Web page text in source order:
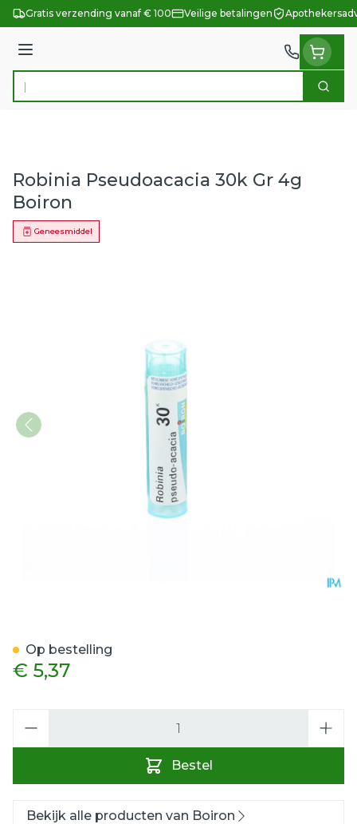
Ga naar de inhoud
Gratis verzending vanaf € 100 Veilige betalingen
Menu
Product, merk, categorie... Zoek
Robinia Pseudoacacia 30k Gr 4g
Boiron
Geneesmiddel
€ 5,37
Bestel
Op bestelling
Bekijk alle producten van Boiron